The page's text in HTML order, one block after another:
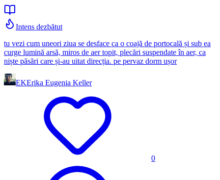
Intens dezbătut
tu vezi cum uneori ziua se desface ca o coajă de portocală și sub ea
curge lumină arsă, miros de aer topit, plecări suspendate în aer, ca
niște păsări care și-au uitat direcția. pe pervaz dorm ușor
EKErika Eugenia Keller
0